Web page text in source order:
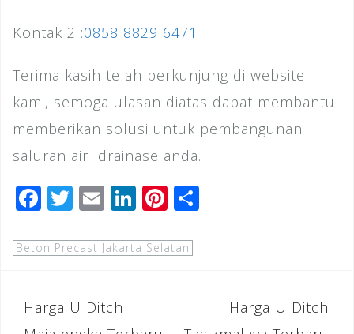
Kontak 2 :0858 8829 6471
Terima kasih telah berkunjung di website
kami, semoga ulasan diatas dapat membantu
memberikan solusi untuk pembangunan
saluran air drainase anda.
F
c
b
o
T
tt
r
E
ai
Li
k
n
Pi
te
st
Beton Precast Jakarta Selatan
Navigasi
Harga U Ditch
Harga U Ditch